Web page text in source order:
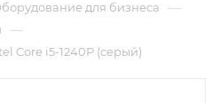
для бизнеса —
—
Core i5-1240P (серый)